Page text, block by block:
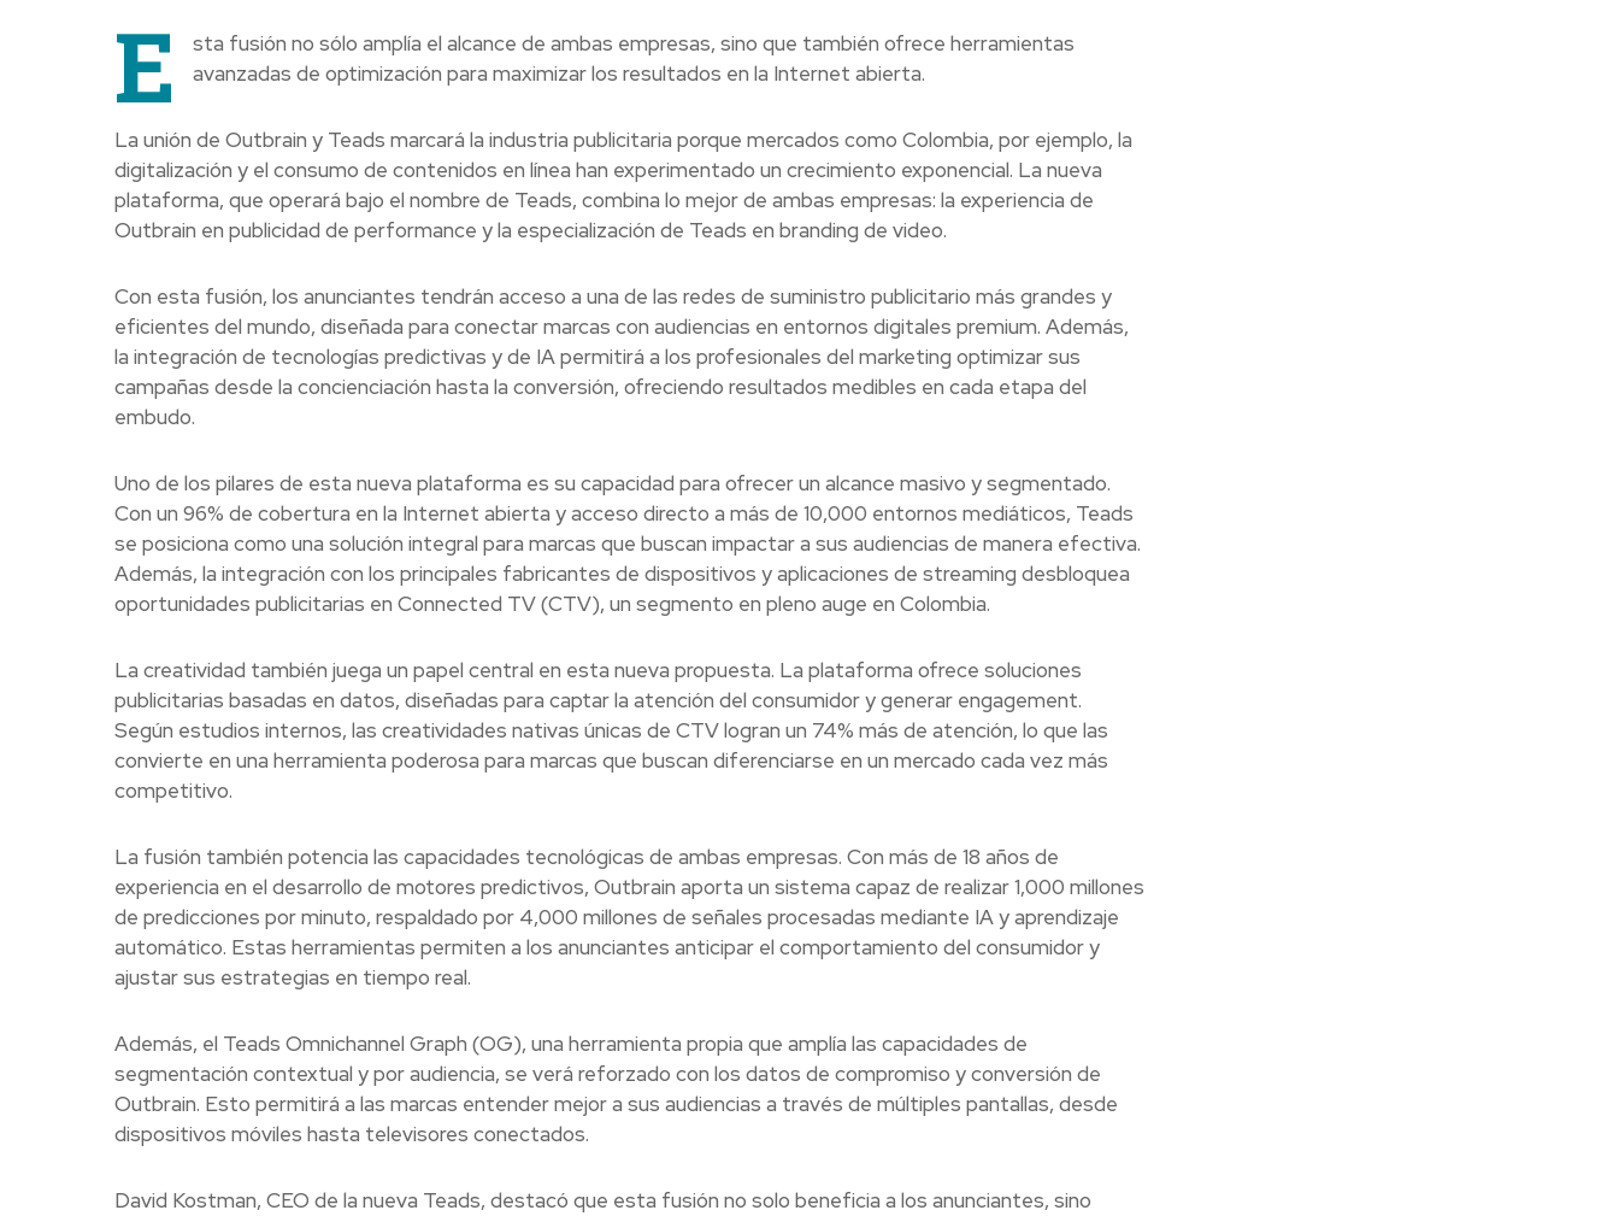
E
sta fusión no sólo amplía el alcance de ambas empresas, sino que también ofrece herramientas
avanzadas de optimización para maximizar los resultados en la Internet abierta.
La unión de Outbrain y Teads marcará la industria publicitaria porque mercados como Colombia, por ejemplo, la
digitalización y el consumo de contenidos en línea han experimentado un crecimiento exponencial. La nueva
plataforma, que operará bajo el nombre de Teads, combina lo mejor de ambas empresas: la experiencia de
Outbrain en publicidad de performance y la especialización de Teads en branding de video.
Con esta fusión, los anunciantes tendrán acceso a una de las redes de suministro publicitario más grandes y
eficientes del mundo, diseñada para conectar marcas con audiencias en entornos digitales premium. Además,
la integración de tecnologías predictivas y de IA permitirá a los profesionales del marketing optimizar sus
campañas desde la concienciación hasta la conversión, ofreciendo resultados medibles en cada etapa del
embudo.
Uno de los pilares de esta nueva plataforma es su capacidad para ofrecer un alcance masivo y segmentado.
Con un 96% de cobertura en la Internet abierta y acceso directo a más de 10,000 entornos mediáticos, Teads
se posiciona como una solución integral para marcas que buscan impactar a sus audiencias de manera efectiva.
Además, la integración con los principales fabricantes de dispositivos y aplicaciones de streaming desbloquea
oportunidades publicitarias en Connected TV (CTV), un segmento en pleno auge en Colombia.
La creatividad también juega un papel central en esta nueva propuesta. La plataforma ofrece soluciones
publicitarias basadas en datos, diseñadas para captar la atención del consumidor y generar engagement.
Según estudios internos, las creatividades nativas únicas de CTV logran un 74% más de atención, lo que las
convierte en una herramienta poderosa para marcas que buscan diferenciarse en un mercado cada vez más
competitivo.
La fusión también potencia las capacidades tecnológicas de ambas empresas. Con más de 18 años de
experiencia en el desarrollo de motores predictivos, Outbrain aporta un sistema capaz de realizar 1,000 millones
de predicciones por minuto, respaldado por 4,000 millones de señales procesadas mediante IA y aprendizaje
automático. Estas herramientas permiten a los anunciantes anticipar el comportamiento del consumidor y
ajustar sus estrategias en tiempo real.
Además, el Teads Omnichannel Graph (OG), una herramienta propia que amplía las capacidades de
segmentación contextual y por audiencia, se verá reforzado con los datos de compromiso y conversión de
Outbrain. Esto permitirá a las marcas entender mejor a sus audiencias a través de múltiples pantallas, desde
dispositivos móviles hasta televisores conectados.
David Kostman, CEO de la nueva Teads, destacó que esta fusión no solo beneficia a los anunciantes, sino